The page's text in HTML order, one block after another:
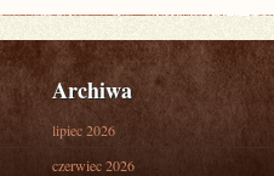
Archiwa
lipiec 2026
czerwiec 2026